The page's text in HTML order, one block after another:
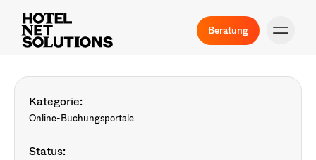
Beratung
Kategorie:
Online-Buchungsportale
Status: